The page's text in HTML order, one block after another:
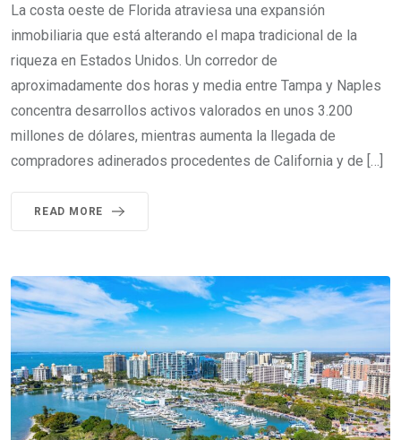
La costa oeste de Florida atraviesa una expansión
inmobiliaria que está alterando el mapa tradicional de la
riqueza en Estados Unidos. Un corredor de
aproximadamente dos horas y media entre Tampa y Naples
concentra desarrollos activos valorados en unos 3.200
millones de dólares, mientras aumenta la llegada de
compradores adinerados procedentes de California y de […]
READ MORE